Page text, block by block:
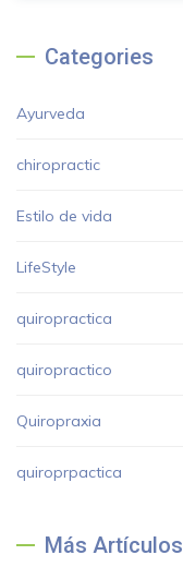
Categories
Ayurveda
chiropractic
Estilo de vida
LifeStyle
quiropractica
quiropractico
Quiropraxia
quiroprpactica
Más Artículos